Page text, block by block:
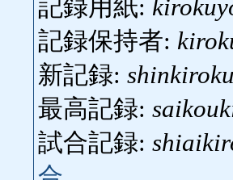
記録用紙:
記録保持者:
新記録:
最高記録:
試合記録: